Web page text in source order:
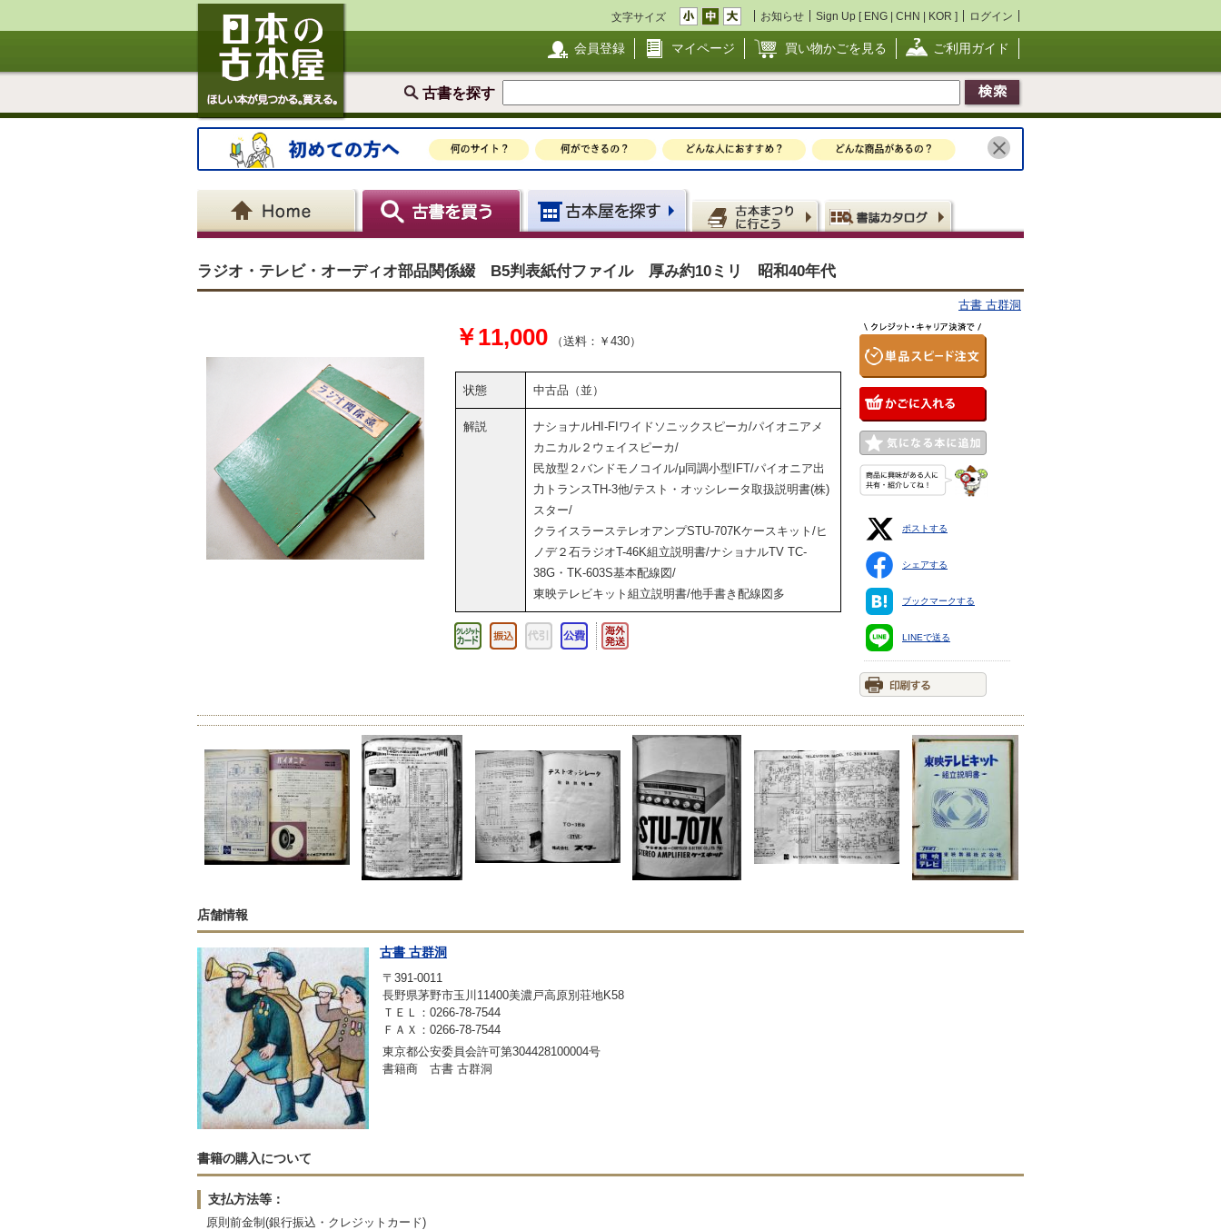
文字サイズ お知らせ Sign Up [ ENG | CHN | KOR ] ログイン
会員登録 マイページ 買い物かごを見る ご利用ガイド
古書を探す
ラジオ・テレビ・オーディオ部品関係綴 B5判表紙付ファイル 厚み約10ミリ 昭和40年代
古書 古群洞
￥11,000 （送料：￥430）
状態 中古品（並）
解説
ナショナルHI-FIワイドソニックスピーカ/パイオニアメ
カニカル２ウェイスピーカ/
民放型２バンドモノコイル/μ同調小型IFT/パイオニア出
力トランスTH-3他/テスト・オッシレータ取扱説明書(株)
スター/
クライスラーステレオアンプSTU-707Kケースキット/ヒ
ノデ２石ラジオT-46K組立説明書/ナショナルTV TC-
38G・TK-603S基本配線図/
東映テレビキット組立説明書/他手書き配線図多
ポストする
シェアする
ブックマークする
LINEで送る
店舗情報
古書 古群洞
〒391-0011
長野県茅野市玉川11400美濃戸高原別荘地K58
ＴＥＬ：0266-78-7544
ＦＡＸ：0266-78-7544
東京都公安委員会許可第304428100004号
書籍商 古書 古群洞
書籍の購入について
支払方法等：
原則前金制(銀行振込・クレジットカード)